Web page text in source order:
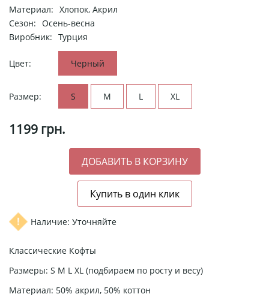
Материал: Хлопок, Акрил
Сезон: Осень-весна
Виробник: Турция
Цвет: Черный
Размер: S M L XL
1199 грн.
Наличие: Уточняйте
Классические Кофты
Размеры: S М L XL (подбираем по росту и весу)
Материал: 50% акрил, 50% коттон